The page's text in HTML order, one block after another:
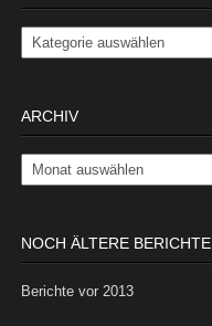
Berichte nach Kategorien
ARCHIV
Archiv
NOCH ÄLTERE BERICHTE
Berichte vor 2013